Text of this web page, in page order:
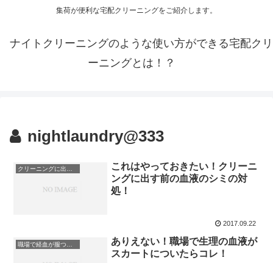
集荷が便利な宅配クリーニングをご紹介します。
ナイトクリーニングのような使い方ができる宅配クリ
ーニングとは！？
nightlaundry@333
これはやっておきたい！クリーニ
ングに出す前の血液のシミの対
処！
2017.09.22
ありえない！職場で生理の血液が
スカートについたらコレ！